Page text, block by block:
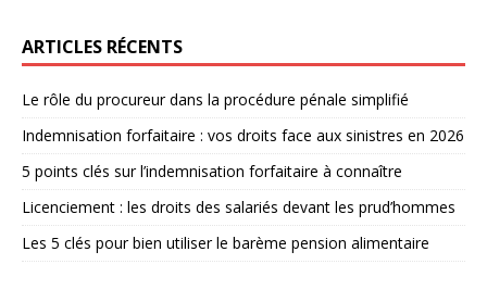
ARTICLES RÉCENTS
Le rôle du procureur dans la procédure pénale simplifié
Indemnisation forfaitaire : vos droits face aux sinistres en 2026
5 points clés sur l’indemnisation forfaitaire à connaître
Licenciement : les droits des salariés devant les prud’hommes
Les 5 clés pour bien utiliser le barème pension alimentaire